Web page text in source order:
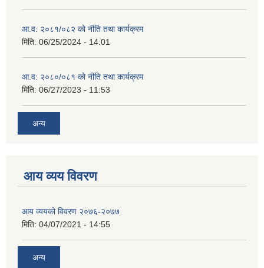
आ.व: २०८१/०८२ को नीति तथा कार्यक्रम
मिति: 06/25/2024 - 14:01
आ.व: २०८०/०८१ को नीति तथा कार्यक्रम
मिति: 06/27/2023 - 11:53
अन्य
आय व्यय विवरण
आय व्ययको विवरण २०७६-२०७७
मिति: 04/07/2021 - 14:55
अन्य